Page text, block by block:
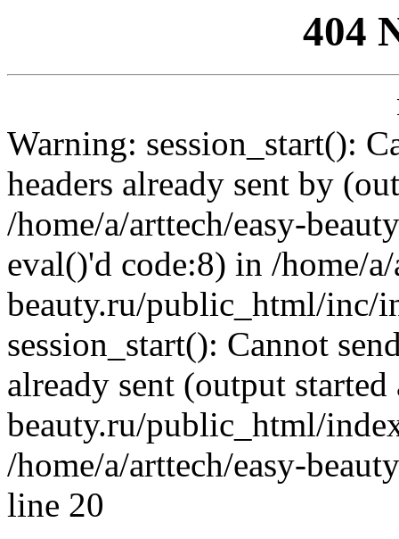
404
Warning: session_start():
headers already sent by
/home/a/arttech/easy-
eval()'d code:8) in /home/
beauty.ru/public_html/inc/
session_start(): Cannot
already sent (output
beauty.ru/public_html/
/home/a/arttech/easy-
line 20